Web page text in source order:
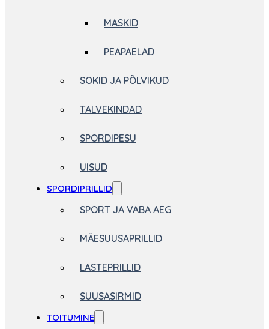
MASKID
PEAPAELAD
SOKID JA PÕLVIKUD
TALVEKINDAD
SPORDIPESU
UISUD
SPORDIPRILLID
SPORT JA VABA AEG
MÄESUUSAPRILLID
LASTEPRILLID
SUUSASIRMID
TOITUMINE